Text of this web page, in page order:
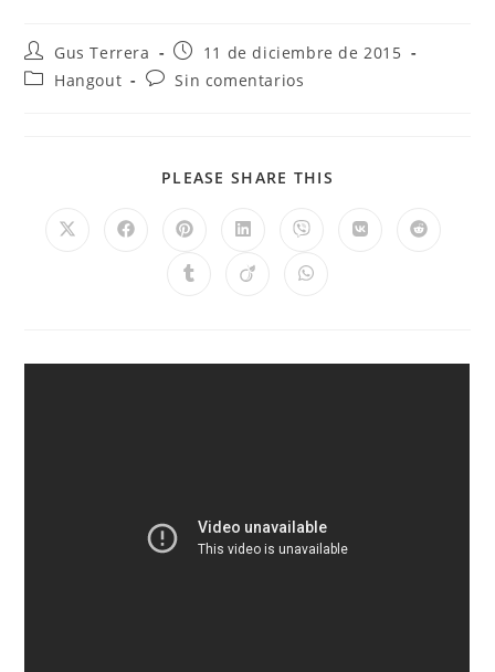
Gus Terrera
11 de diciembre de 2015
Hangout
Sin comentarios
PLEASE SHARE THIS